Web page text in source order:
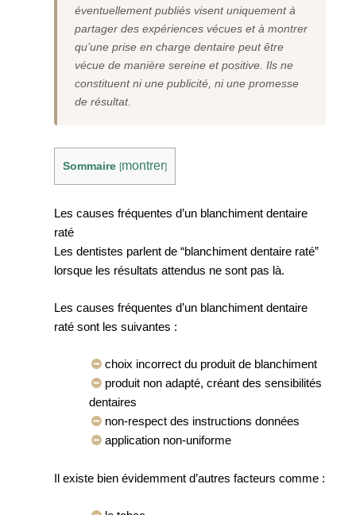
éventuellement publiés visent uniquement à
partager des expériences vécues et à montrer
qu’une prise en charge dentaire peut être
vécue de manière sereine et positive. Ils ne
constituent ni une publicité, ni une promesse
de résultat.
Sommaire [montrer]
Les causes fréquentes d’un blanchiment dentaire
raté
Les dentistes parlent de “blanchiment dentaire raté”
lorsque les résultats attendus ne sont pas là.
Les causes fréquentes d’un blanchiment dentaire
raté sont les suivantes :
choix incorrect du produit de blanchiment
produit non adapté, créant des sensibilités
dentaires
non-respect des instructions données
application non-uniforme
Il existe bien évidemment d’autres facteurs comme :